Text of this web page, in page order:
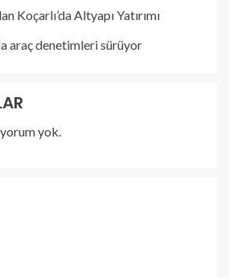
Koçarlı’da Altyapı Yatırımı
araç denetimleri sürüyor
yok.